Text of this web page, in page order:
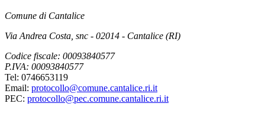
Comune di Cantalice
Via Andrea Costa, snc - 02014 - Cantalice (RI)
Codice fiscale: 00093840577
P.IVA: 00093840577
Tel: 0746653119
Email: protocollo@comune.cantalice.ri.it
PEC: protocollo@pec.comune.cantalice.ri.it